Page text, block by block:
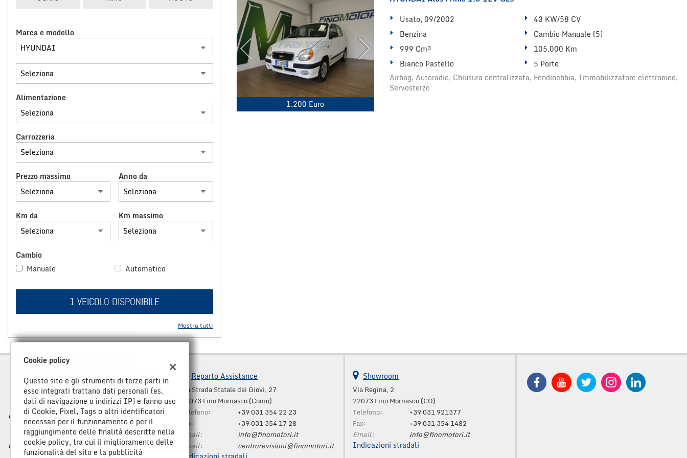
CONTATTACI
Marca e modello
Alimentazione
Carrozzeria
Prezzo massimo Anno da
Km da Km massimo
Cambio
Manuale
Automatico
1 VEICOLO DISPONIBILE
Mostra tutti
1.200 Euro
Usato, 09/2002
43 KW/58 CV
Benzina
Cambio Manuale (5)
999 Cm³
105.000 Km
Bianco Pastello
5 Porte
Airbag, Autoradio, Chiusura centralizzata, Fendinebbia, Immobilizzatore elettronico,
Servosterzo
Reparto Assistance
via Strada Statale dei Giovi, 27
22073 Fino Mornasco (Como)
Telefono:
+39 031 354 22 23
Fax:
+39 031 354 17 28
Email:
info@finomotori.it
Email:
centrorevisioni@finomotori.it
Showroom
Via Regina, 2
22073 Fino Mornasco (CO)
Telefono:
+39 031 921377
Fax:
+39 031 354 1482
Email:
info@finomotori.it
Indicazioni stradali
Cookie policy
Questo sito e gli strumenti di terze parti in
esso integrati trattano dati personali (es.
dati di navigazione o indirizzi IP) e fanno uso
di Cookie, Pixel, Tags o altri identificatori
necessari per il funzionamento e per il
raggiungimento delle finalità descritte nella
cookie policy, tra cui il miglioramento delle
funzionalità del sito e la pubblicità
tracciamento
per
offrire
funzionalità
svolgere
le
attività
seguito
descritte.
Per
ottenere
informazioni
sull'utilità
funzionamento
questi
di
tracciamento
rimanda
rivedere
modificare
scelte
qualsiasi
momento.